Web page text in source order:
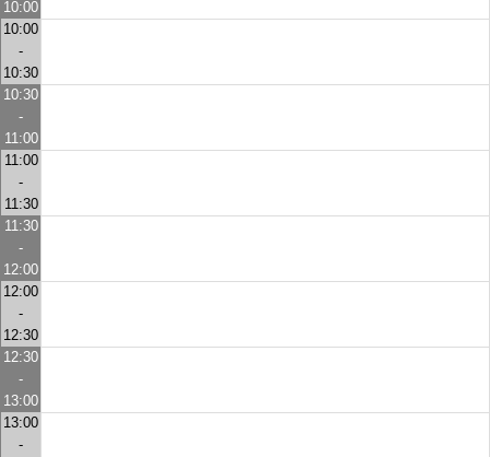
10:00
10:00
-
10:30
10:30
-
11:00
11:00
-
11:30
11:30
-
12:00
12:00
-
12:30
12:30
-
13:00
13:00
-